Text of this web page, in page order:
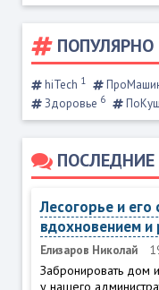
ПОПУЛЯРНО
hiTech 1
Здоровье 6
Лесогорье и его
вдохновением и
Елизаров Николай
Забронировать дом
у нашего